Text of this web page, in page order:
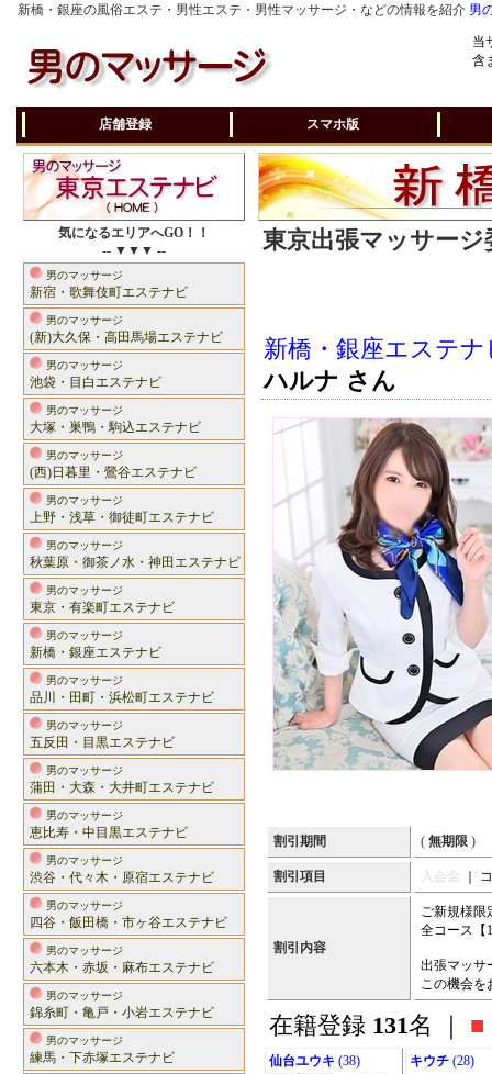
新橋・銀座の風俗エステ・男性エステ・男性マッサージ・などの情報を紹介 男
当
含
店舗登録 スマホ版
気になるエリアへGO！！
-- ▼▼▼ --
男のマッサージ
新宿・歌舞伎町エステナビ
男のマッサージ
(新)大久保・高田馬場エステナビ
男のマッサージ
池袋・目白エステナビ
男のマッサージ
大塚・巣鴨・駒込エステナビ
男のマッサージ
(西)日暮里・鶯谷エステナビ
男のマッサージ
上野・浅草・御徒町エステナビ
男のマッサージ
秋葉原・御茶ノ水・神田エステナビ
男のマッサージ
東京・有楽町エステナビ
男のマッサージ
新橋・銀座エステナビ
男のマッサージ
品川・田町・浜松町エステナビ
男のマッサージ
五反田・目黒エステナビ
男のマッサージ
蒲田・大森・大井町エステナビ
男のマッサージ
恵比寿・中目黒エステナビ
男のマッサージ
渋谷・代々木・原宿エステナビ
男のマッサージ
四谷・飯田橋・市ヶ谷エステナビ
男のマッサージ
六本木・赤坂・麻布エステナビ
男のマッサージ
錦糸町・亀戸・小岩エステナビ
男のマッサージ
練馬・下赤塚エステナビ
東京出張マッサー
新橋・銀座エステ
ハルナ さん
割引期間 ( 無期限 )
割引項目 入会金 ｜
割引内容
ご新規様限
全コース【
出張マッサ
この機会を
在籍登録 131名 ｜ ■
仙台ユウキ (38) キウチ (28)